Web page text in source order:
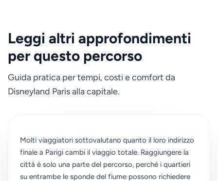
Leggi altri approfondimenti
per questo percorso
Guida pratica per tempi, costi e comfort da
Disneyland Paris alla capitale.
Molti viaggiatori sottovalutano quanto il loro indirizzo
finale a Parigi cambi il viaggio totale. Raggiungere la
città è solo una parte del percorso, perché i quartieri
su entrambe le sponde del fiume possono richiedere